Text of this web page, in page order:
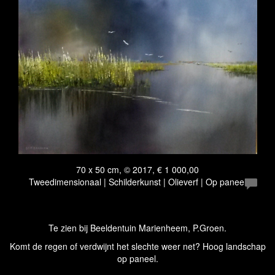
70 x 50 cm, © 2017, € 1 000,00
Tweedimensionaal | Schilderkunst | Olieverf | Op paneel
Te zien bij Beeldentuin Marienheem, P.Groen.
Komt de regen of verdwijnt het slechte weer net? Hoog landschap
op paneel.